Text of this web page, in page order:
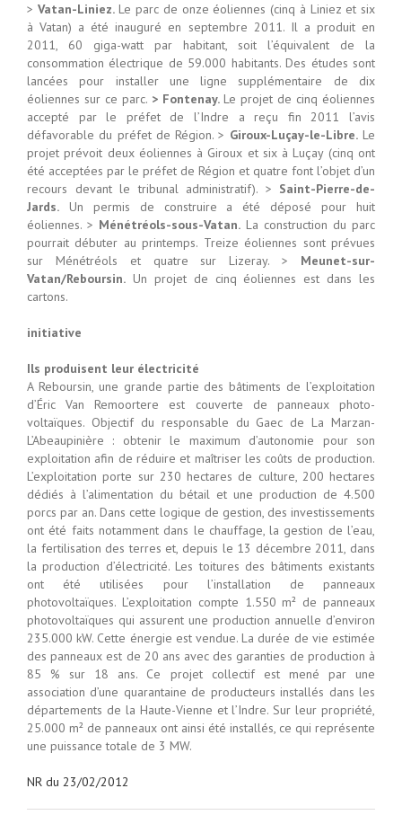
> Vatan-Liniez.Le parc de onze éoliennes (cinq à Liniez et six
à Vatan) a été inauguré en septembre 2011. Il a produit en
2011, 60 giga-watt par habitant, soit l’équivalent de la
consommation électrique de 59.000 habitants. Des études sont
lancées pour installer une ligne supplémentaire de dix
éoliennes sur ce parc. > Fontenay.Le projet de cinq éoliennes
accepté par le préfet de l’Indre a reçu fin 2011 l’avis
défavorable du préfet de Région. > Giroux-Luçay-le-Libre.Le
projet prévoit deux éoliennes à Giroux et six à Luçay (cinq ont
été acceptées par le préfet de Région et quatre font l’objet d’un
recours devant le tribunal administratif). > Saint-Pierre-de-
Jards. Un permis de construire a été déposé pour huit
éoliennes. > Ménétréols-sous-Vatan. La construction du parc
pourrait débuter au printemps. Treize éoliennes sont prévues
sur Ménétréols et quatre sur Lizeray. > Meunet-sur-
Vatan/Reboursin. Un projet de cinq éoliennes est dans les
cartons.
initiative
Ils produisent leur électricité
A Reboursin, une grande partie des bâtiments de l’exploitation
d’Éric Van Remoortere est couverte de panneaux photo-
voltaïques. Objectif du responsable du Gaec de La Marzan-
L’Abeaupinière : obtenir le maximum d’autonomie pour son
exploitation afin de réduire et maîtriser les coûts de production.
L’exploitation porte sur 230 hectares de culture, 200 hectares
dédiés à l’alimentation du bétail et une production de 4.500
porcs par an. Dans cette logique de gestion, des investissements
ont été faits notamment dans le chauffage, la gestion de l’eau,
la fertilisation des terres et, depuis le 13 décembre 2011, dans
la production d’électricité. Les toitures des bâtiments existants
ont été utilisées pour l’installation de panneaux
photovoltaïques. L’exploitation compte 1.550 m² de panneaux
photovoltaïques qui assurent une production annuelle d’environ
235.000 kW. Cette énergie est vendue. La durée de vie estimée
des panneaux est de 20 ans avec des garanties de production à
85 % sur 18 ans. Ce projet collectif est mené par une
association d’une quarantaine de producteurs installés dans les
départements de la Haute-Vienne et l’Indre. Sur leur propriété,
25.000 m² de panneaux ont ainsi été installés, ce qui représente
une puissance totale de 3 MW.
NR du 23/02/2012